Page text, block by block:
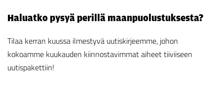
Haluatko pysyä perillä maanpuolustuksesta?
Tilaa kerran kuussa ilmestyvä uutiskirjeemme, johon
kokoamme kuukauden kiinnostavimmat aiheet tiiviiseen
uutispakettiin!